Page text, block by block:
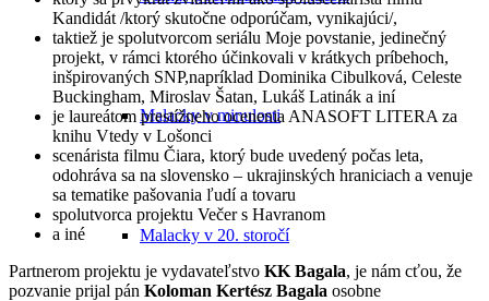
Malacky v minulosti
Malacky v 20. storočí
Kandidát /ktorý skutočne odporúčam, vynikajúci/,
taktiež je spolutvorcom seriálu Moje povstanie, jedinečný
projekt, v rámci ktorého účinkovali v krátkych príbehoch,
inšpirovaných SNP,napríklad Dominika Cibulková, Celeste
Buckingham, Miroslav Šatan, Lukáš Latinák a iní
je laureátom prestížneho ocenenia ANASOFT LITERA za
knihu Vtedy v Lošonci
scenárista filmu Čiara, ktorý bude uvedený počas leta,
odohráva sa na slovensko – ukrajinských hraniciach a venuje
sa tematike pašovania ľudí a tovaru
spolutvorca projektu Večer s Havranom
a iné
Partnerom projektu je vydavateľstvo KK Bagala, je nám cťou, že
pozvanie prijal pán Koloman Kertész Bagala osobne